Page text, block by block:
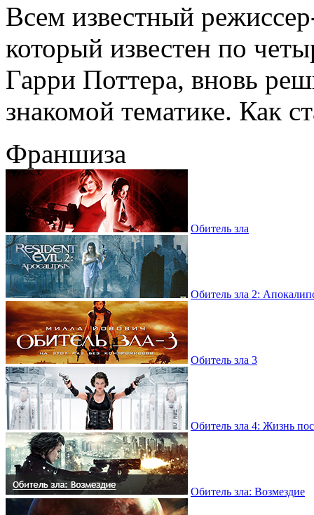
Всем известный
который известен по
Гарри Поттера, вновь
знакомой тематике. Как
Франшиза
Обитель зла
Обитель зла 2:
Обитель зла 3
Обитель зла 4: Жизнь
Обитель зла: Возмездие